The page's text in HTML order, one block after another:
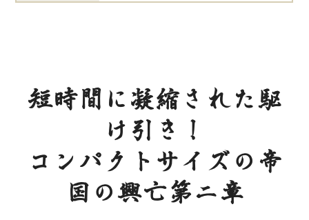
短時間に凝縮された駆
け引き！
コンパクトサイズの帝
国の興亡第二章